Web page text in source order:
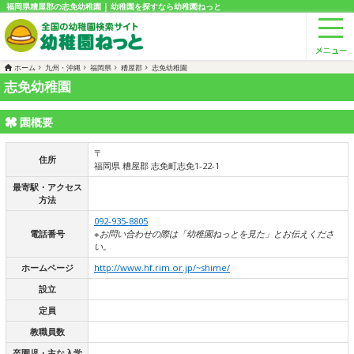
福岡県糟屋郡の志免幼稚園 | 幼稚園を探すなら幼稚園ねっと
ホーム 九州・沖縄 福岡県 糟屋郡 志免幼稚園
志免幼稚園
園概要
住所
〒
福岡県 糟屋郡 志免町志免1-22-1
最寄駅・アクセス
方法
電話番号
092-935-8805
※お問い合わせの際は「幼稚園ねっとを見た」とお伝えくださ
い。
ホームページ
http://www.hf.rim.or.jp/~shime/
設立
定員
教職員数